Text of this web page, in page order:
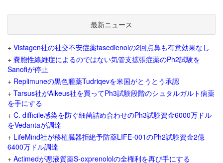
最新ニュース
+ Vistagen社の社交不安症薬fasedienolの2回点鼻も有意効果なし
+ 嚢胞性線維症によるのではない気管支拡張症薬のPh2試験を
Sanofiが停止
+ Replimuneの黒色腫薬Tudriqevを米国がとうとう承認
+ Tarsus社がAlkeus社を買ってPh3試験段階のシュタルガルト病薬
を手にする
+ C. difficile感染を防ぐ細菌詰め合わせのPh3試験資金6000万ドル
をVedantaが調達
+ LifeMind社が移植臓器拒絶予防薬LIFE-001のPh2試験資金2億
6400万ドル調達
+ Actimedが悪液質薬S-oxprenololの全権利を再び手にする